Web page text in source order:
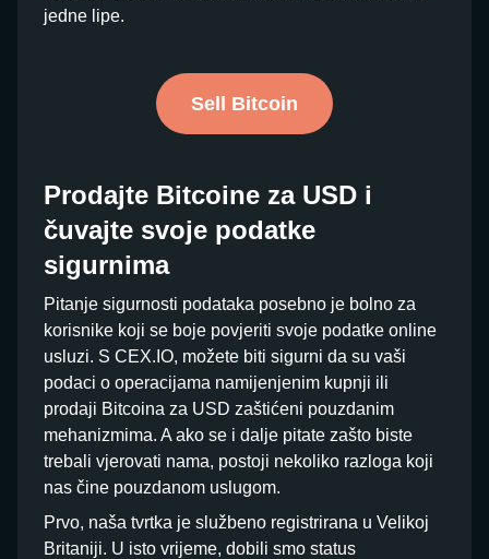
jedne lipe.
Sell Bitcoin
Prodajte Bitcoine za USD i
čuvajte svoje podatke
sigurnima
Pitanje sigurnosti podataka posebno je bolno za
korisnike koji se boje povjeriti svoje podatke online
usluzi. S CEX.IO, možete biti sigurni da su vaši
podaci o operacijama namijenjenim kupnji ili
prodaji Bitcoina za USD zaštićeni pouzdanim
mehanizmima. A ako se i dalje pitate zašto biste
trebali vjerovati nama, postoji nekoliko razloga koji
nas čine pouzdanom uslugom.
Prvo, naša tvrtka je službeno registrirana u Velikoj
Britaniji. U isto vrijeme, dobili smo status